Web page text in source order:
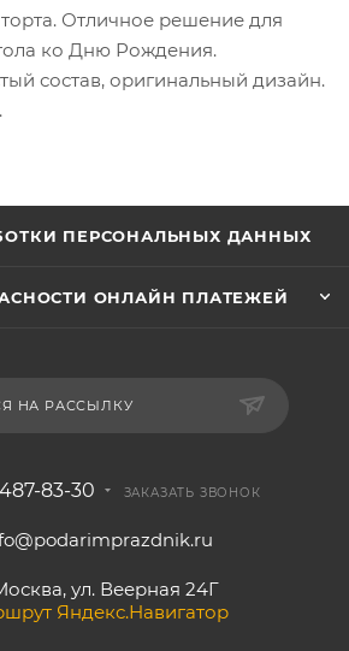
Отличное решение для
ко Дню Рождения.
состав, оригинальный дизайн.
ПЕРСОНАЛЬНЫХ ДАННЫХ
ОНЛАЙН ПЛАТЕЖЕЙ
НА РАССЫЛКУ
83-30 ЗАКАЗАТЬ ЗВОНОК
ул. Веерная 24Г
Яндекс.Навигатор